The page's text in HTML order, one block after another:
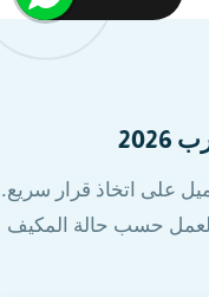
على اتخاذ قرار سريع.
العمل حسب حالة المكيف